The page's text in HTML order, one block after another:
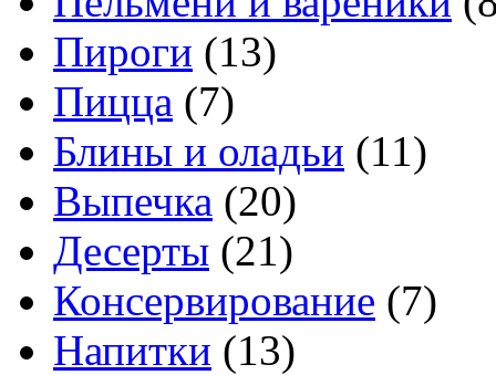
Пироги (13)
Пицца (7)
Блины и оладьи (11)
Выпечка (20)
Десерты (21)
Консервирование (7)
Напитки (13)